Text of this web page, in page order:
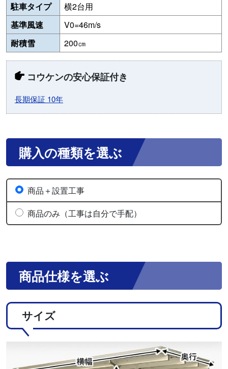
駐車タイプ
横2台用
基準風速
V0=46m/s
耐積雪
200㎝
コウケンの安心保証付き
長期保証 10年
購入の種類を選ぶ
商品＋設置工事
商品のみ（工事は自分で手配）
商品仕様を選ぶ
サイズ